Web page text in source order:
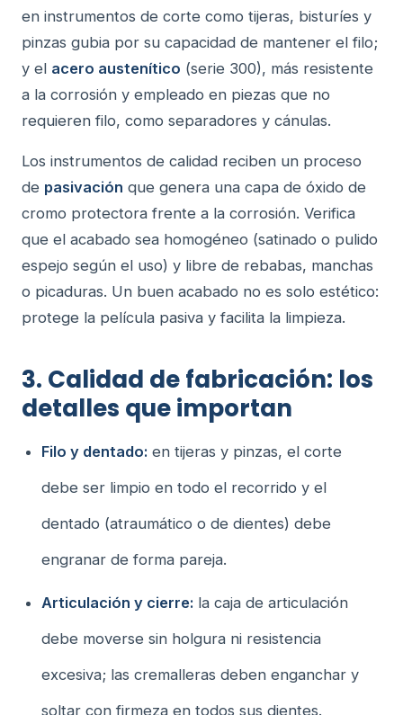
en instrumentos de corte como tijeras, bisturíes y
pinzas gubia por su capacidad de mantener el filo;
y el acero austenítico (serie 300), más resistente
a la corrosión y empleado en piezas que no
requieren filo, como separadores y cánulas.
Los instrumentos de calidad reciben un proceso
de pasivación que genera una capa de óxido de
cromo protectora frente a la corrosión. Verifica
que el acabado sea homogéneo (satinado o pulido
espejo según el uso) y libre de rebabas, manchas
o picaduras. Un buen acabado no es solo estético:
protege la película pasiva y facilita la limpieza.
3. Calidad de fabricación: los
detalles que importan
Filo y dentado: en tijeras y pinzas, el corte
debe ser limpio en todo el recorrido y el
dentado (atraumático o de dientes) debe
engranar de forma pareja.
Articulación y cierre: la caja de articulación
debe moverse sin holgura ni resistencia
excesiva; las cremalleras deben enganchar y
soltar con firmeza en todos sus dientes.